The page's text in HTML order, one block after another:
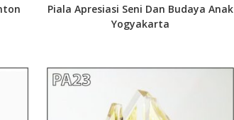
Piala Apresiasi Seni Dan Budaya Anak
Yogyakarta